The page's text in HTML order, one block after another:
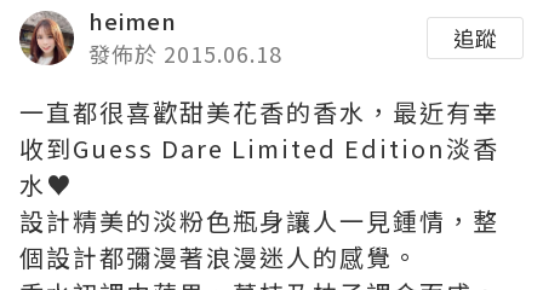
heimen
發佈於 2015.06.18
追蹤
一直都很喜歡甜美花香的香水，最近有幸
收到Guess Dare Limited Edition淡香
水♥
設計精美的淡粉色瓶身讓人一見鍾情，整
個設計都彌漫著浪漫迷人的感覺。